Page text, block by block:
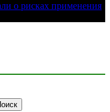
о рисках применения